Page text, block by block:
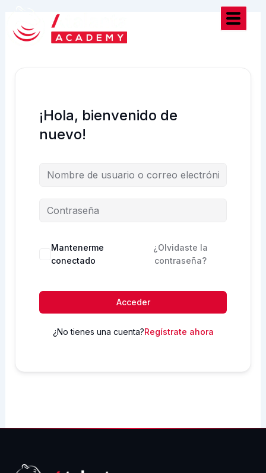
contenido
¡Hola, bienvenido de
nuevo!
Mantenerme
conectado
¿Olvidaste la
contraseña?
Acceder
¿No tienes una cuenta?Regístrate ahora